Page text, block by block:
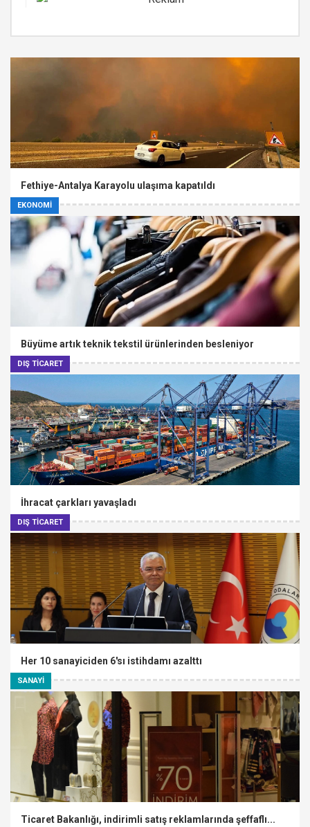
EKONOMİ
Fethiye-Antalya Karayolu ulaşıma kapatıldı
DIŞ TİCARET
Büyüme artık teknik tekstil ürünlerinden besleniyor
DIŞ TİCARET
İhracat çarkları yavaşladı
SANAYİ
Her 10 sanayiciden 6'sı istihdamı azalttı
Ticaret Bakanlığı, indirimli satış reklamlarında şeffaflı...